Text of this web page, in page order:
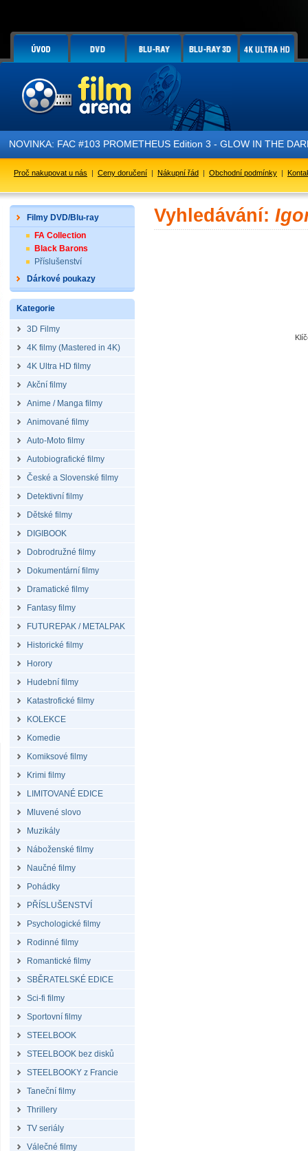
NOVINKA: FAC #103 PROMETHEUS Edition 3 - GLOW IN THE
Proč nakupovat u nás | Ceny doručení | Nákupní řád | Obchodní podmínky |
Filmy DVD/Blu-ray
FA Collection
Black Barons
Příslušenství
Dárkové poukazy
Kategorie
3D Filmy
4K filmy (Mastered in 4K)
4K Ultra HD filmy
Akční filmy
Anime / Manga filmy
Animované filmy
Auto-Moto filmy
Autobiografické filmy
České a Slovenské filmy
Detektivní filmy
Dětské filmy
DIGIBOOK
Dobrodružné filmy
Dokumentární filmy
Dramatické filmy
Fantasy filmy
FUTUREPAK / METALPAK
Historické filmy
Horory
Hudební filmy
Katastrofické filmy
KOLEKCE
Komedie
Komiksové filmy
Krimi filmy
LIMITOVANÉ EDICE
Mluvené slovo
Muzikály
Náboženské filmy
Naučné filmy
Pohádky
PŘÍSLUŠENSTVÍ
Psychologické filmy
Rodinné filmy
Romantické filmy
SBĚRATELSKÉ EDICE
Sci-fi filmy
Sportovní filmy
STEELBOOK
STEELBOOK bez disků
STEELBOOKY z Francie
Taneční filmy
Thrillery
TV seriály
Válečné filmy
Vyhledávání: